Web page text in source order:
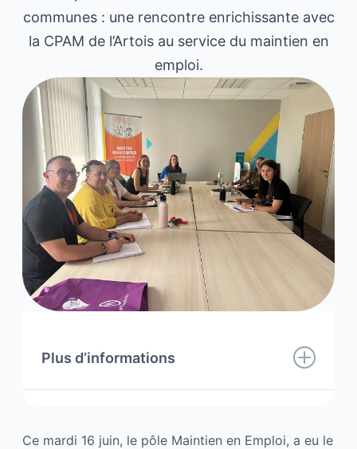
communes : une rencontre enrichissante avec
la CPAM de l’Artois au service du maintien en
emploi.
Plus d’informations
Ce mardi 16 juin, le pôle Maintien en Emploi, a eu le